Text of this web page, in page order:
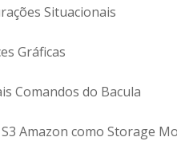
Situacionais
Gráficas
Comandos do Bacula
Amazon como Storage